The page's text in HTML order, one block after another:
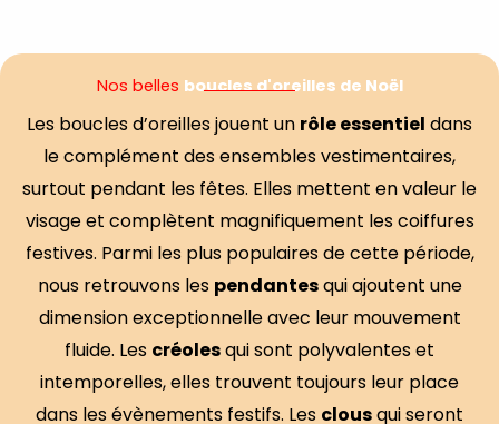
Nos belles boucles d'oreilles de Noël
Les boucles d’oreilles jouent un rôle essentiel dans
le complément des ensembles vestimentaires,
surtout pendant les fêtes. Elles mettent en valeur le
visage et complètent magnifiquement les coiffures
festives. Parmi les plus populaires de cette période,
nous retrouvons les pendantesqui ajoutent une
dimension exceptionnelle avec leur mouvement
fluide. Les créolesqui sont polyvalentes et
intemporelles, elles trouvent toujours leur place
dans les évènements festifs. Les clousqui seront